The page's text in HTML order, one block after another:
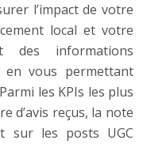
l’impact de votre
local et votre
des informations
en vous permettant
les KPIs les plus
d’avis reçus, la note
sur les posts UGC